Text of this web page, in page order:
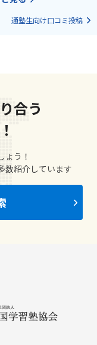
通塾生向け口コミ投稿
合う
ょう！
数紹介しています